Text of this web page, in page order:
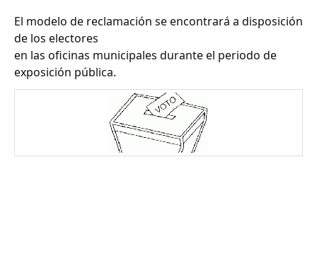
El modelo de reclamación se encontrará a disposición
de los electores
en las oficinas municipales durante el periodo de
exposición pública.